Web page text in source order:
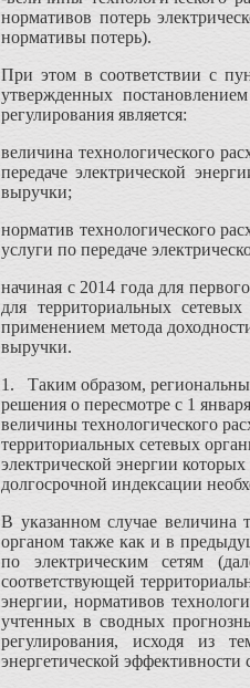
нормативов потерь
нормативы потерь).
При этом в соответствии с
утвержденных
регулирования является:
величина технологического
передаче электрической
выручки;
норматив технологического
услуги по передаче
начиная с 2014 года для
для территориальных
применением метода
выручки.
1. Таким образом,
решения о пересмотре с 1
величины технологического
территориальных сетевых
электрической энергии
долгосрочной индексации
В указанном случае величина
органом также как и в
по электрическим сетям
соответствующей
энергии, нормативов
учтенных в сводных
регулирования, исходя из
энергетической